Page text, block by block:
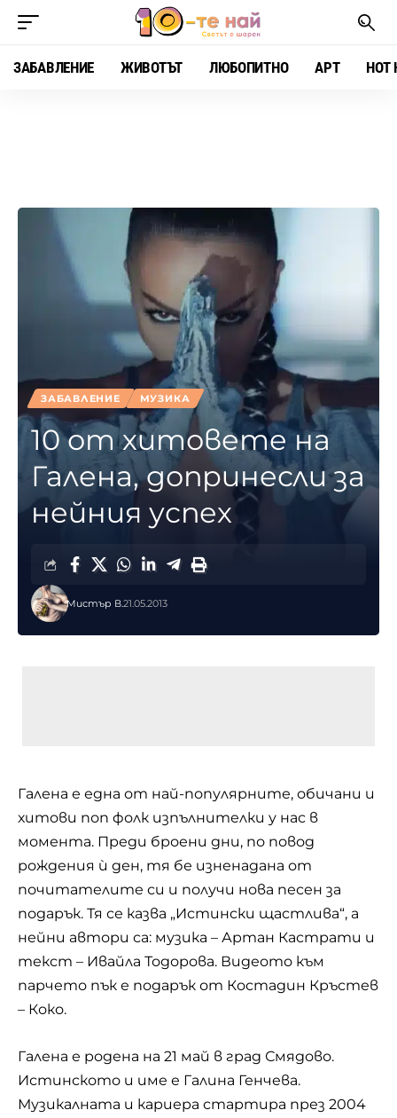
ЗАБАВЛЕНИЕ ЖИВОТЪТ ЛЮБОПИТНО АРТ HOT
ЗАБАВЛЕНИЕ МУЗИКА
10 от хитовете на
Галена, допринесли за
нейния успех
Мистър В.21.05.2013
Галена е една от най-популярните, обичани и
хитови поп фолк изпълнителки у нас в
момента. Преди броени дни, по повод
рождения ѝ ден, тя бе изненадана от
почитателите си и получи нова песен за
подарък. Тя се казва „Истински щастлива“, а
нейни автори са: музика – Артан Кастрати и
текст – Ивайла Тодорова. Видеото към
парчето пък е подарък от Костадин Кръстев
– Коко.
Галена е родена на 21 май в град Смядово.
Истинското и име е Галина Генчева.
Музикалната и кариера стартира през 2004